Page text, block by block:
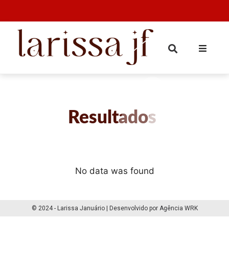
Resultados
No data was found
© 2024 - Larissa Januário | Desenvolvido por Agência WRK